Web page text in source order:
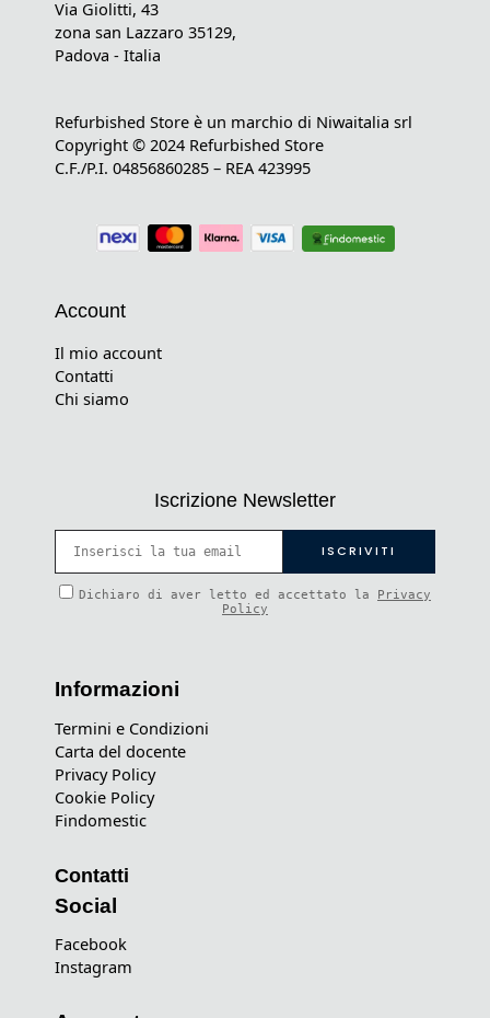
Via Giolitti, 43
zona san Lazzaro 35129,
Padova - Italia
Refurbished Store è un marchio di Niwaitalia srl
Copyright © 2024 Refurbished Store
C.F./P.I. 04856860285 – REA 423995
Account
Il mio account
Contatti
Chi siamo
Iscrizione Newsletter
Dichiaro di aver letto ed accettato la
Privacy
Policy
Informazioni
Termini e Condizioni
Carta del docente
Privacy Policy
Cookie Policy
Findomestic
Contatti
Social
Facebook
Instagram